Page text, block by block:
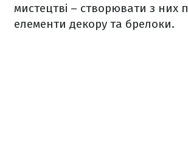
мистецтві – створювати з них
елементи декору та брелоки.